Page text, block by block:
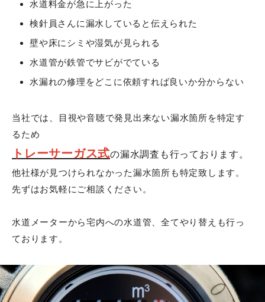
水道料金が急に上がった
検針員さんに漏水していると伝えられた
壁や床にシミや湿気が見られる
水道管が鉄管でサビがでている
水漏れの修理をどこに依頼すれば良いか分からない
当社では、目視や音聴で発見出来ない漏水箇所を特定す
るため
トレーサーガス式の漏水調査も行っております。
他社様が見つけられなかった漏水箇所も特定致します。
先ずはお気軽にご相談ください。
水道メーターから宅内への水道管、全てやり替えも行っ
ております。